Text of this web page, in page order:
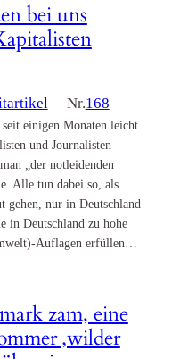
bei uns
— Nr.168
einigen Monaten leicht
und Journalisten
„der notleidenden
Alle tun dabei so, als
gehen, nur in Deutschland
in Deutschland zu hohe
Auflagen erfüllen…
zam, eine
‚wilder